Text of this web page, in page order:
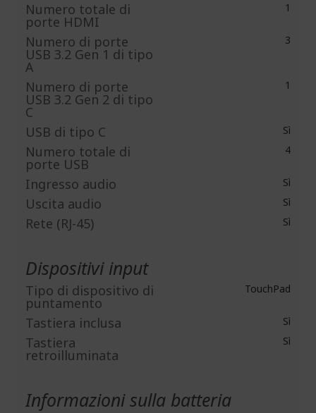
Numero totale di
porte HDMI
1
Numero di porte
USB 3.2 Gen 1 di tipo
A
3
Numero di porte
USB 3.2 Gen 2 di tipo
C
1
USB di tipo C Sì
Numero totale di
porte USB
4
Ingresso audio Sì
Uscita audio Sì
Rete (RJ-45) Sì
Dispositivi input
Tipo di dispositivo di
puntamento
TouchPad
Tastiera inclusa Sì
Tastiera
retroilluminata
Sì
Informazioni sulla batteria